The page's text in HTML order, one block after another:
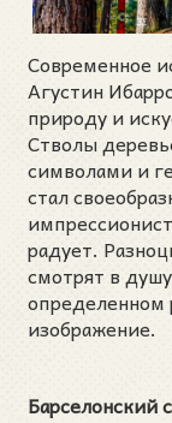
Современное
Агустин
природу и
Стволы
символами и
стал
радует.
смотрят в
определенном
изображение.
Барселонский